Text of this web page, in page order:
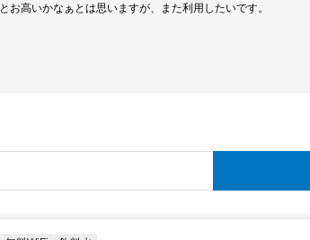
とお高いかなぁとは思いますが、また利用したいです。